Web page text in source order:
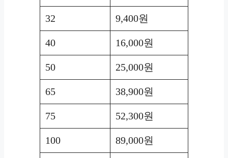
32 9,400원
40 16,000원
50 25,000원
65 38,900원
75 52,300원
100 89,000원